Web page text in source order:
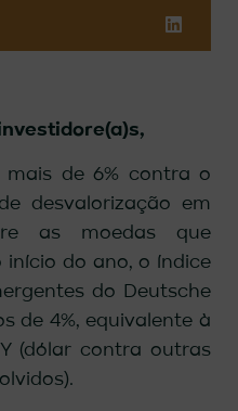
mais de 6% contra o
desvalorização em
as moedas que
início do ano, o índice
do Deutsche
de 4%, equivalente à
(dólar contra outras